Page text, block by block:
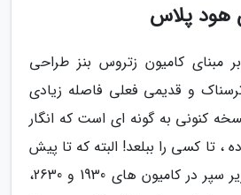
هود پلاس
مبنای کامیون زتروس بنز طراحی
و قدیمی فعلی فاصله زیادی
کنونی به گونه ای است که انگار
، تا کسی را ببلعد! البته که تا پیش
از اضافه شدن حفاظ زیر سپر در کامیون های 1930 و 2630،